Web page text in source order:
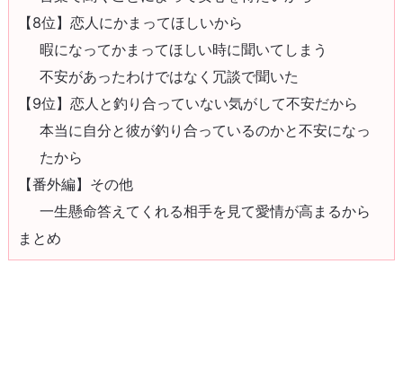
【8位】恋人にかまってほしいから
暇になってかまってほしい時に聞いてしまう
不安があったわけではなく冗談で聞いた
【9位】恋人と釣り合っていない気がして不安だから
本当に自分と彼が釣り合っているのかと不安になっ
たから
【番外編】その他
一生懸命答えてくれる相手を見て愛情が高まるから
まとめ